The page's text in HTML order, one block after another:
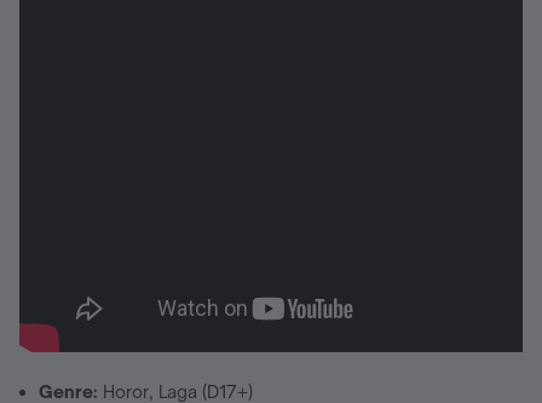
Genre: Horor, Laga (D17+)